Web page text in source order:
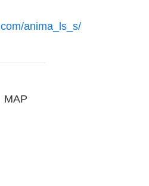
anima_ls_s/
MAP